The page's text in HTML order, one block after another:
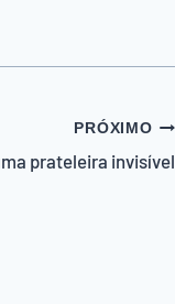
PRÓXIMO
prateleira invisível